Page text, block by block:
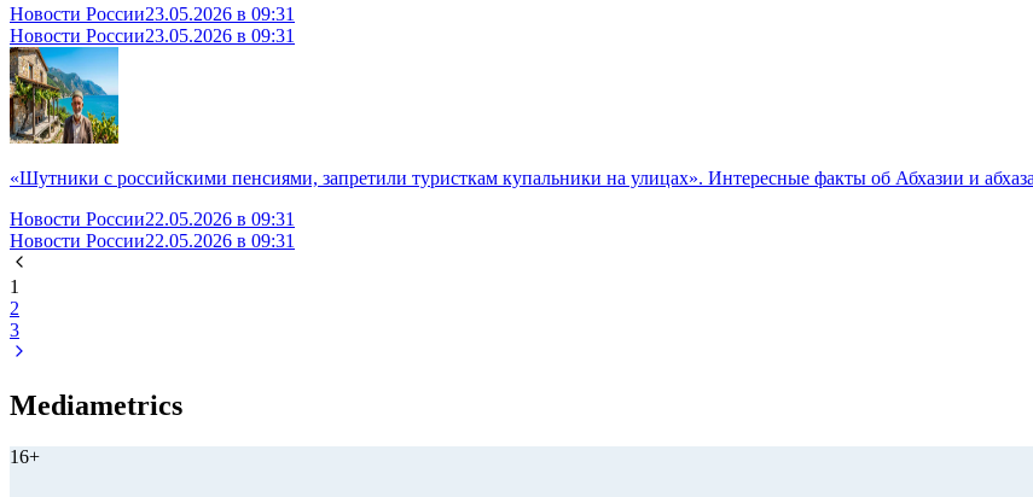
Новости России23.05.2026 в 09:31
Новости России23.05.2026 в 09:31
«Шутники с российскими пенсиями, запретили туристкам купальники на улицах». Интересные факты об Абхазии и
Новости России22.05.2026 в 09:31
Новости России22.05.2026 в 09:31
1
2
3
Mediametrics
16+